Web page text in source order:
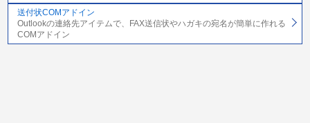
送付状COMアドイン
Outlookの連絡先アイテムで、FAX送信状やハガキの宛名が簡単に作れる
COMアドイン